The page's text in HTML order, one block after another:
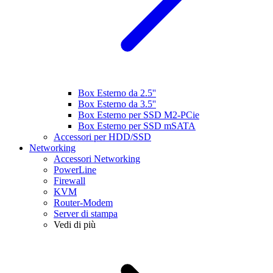
Box Esterno da 2.5''
Box Esterno da 3.5''
Box Esterno per SSD M2-PCie
Box Esterno per SSD mSATA
Accessori per HDD/SSD
Networking
Accessori Networking
PowerLine
Firewall
KVM
Router-Modem
Server di stampa
Vedi di più